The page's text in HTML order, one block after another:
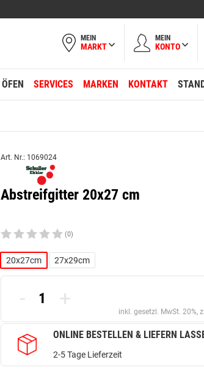
MEIN
MARKT
MEIN
KONTO
ÖFEN SERVICES MARKEN KONTAKT
Art. Nr.: 1069024
Abstreifgitter 20x27 cm
(0)
20x27cm 27x29cm
- +
inkl. gesetzl. MwSt. 20%,
ONLINE BESTELLEN & LIEFERN
2-5 Tage Lieferzeit